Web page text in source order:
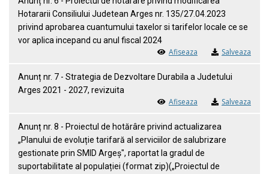
Hotararii Consiliului Judetean Arges nr. 135/27.04.2023
privind aprobarea cuantumului taxelor si tarifelor locale ce se
vor aplica incepand cu anul fiscal 2024
Afiseaza Salveaza
Anunț nr. 7 - Strategia de Dezvoltare Durabila a Judetului
Arges 2021 - 2027, revizuita
Afiseaza Salveaza
Anunț nr. 8 - Proiectul de hotărâre privind actualizarea
„Planului de evoluție tarifară al serviciilor de salubrizare
gestionate prin SMID Argeș", raportat la gradul de
suportabilitate al populației (format zip)(„Proiectul de